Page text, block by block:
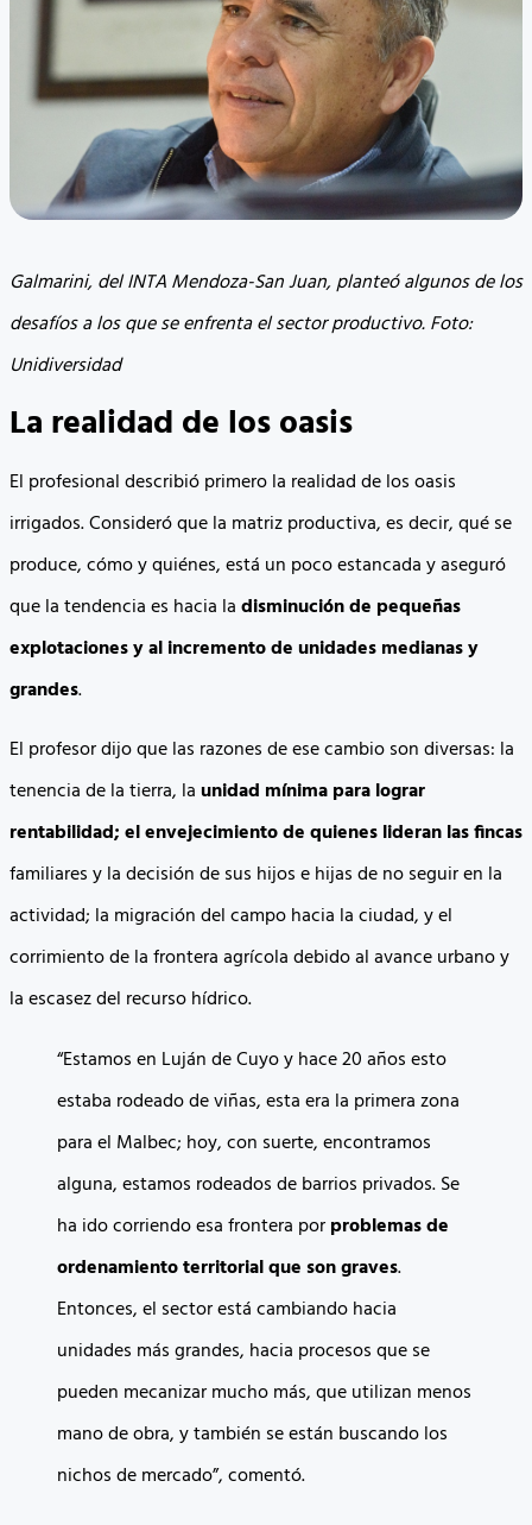
Galmarini, del INTA Mendoza-San Juan, planteó algunos de los
desafíos a los que se enfrenta el sector productivo. Foto:
Unidiversidad
La realidad de los oasis
El profesional describió primero la realidad de los oasis
irrigados. Consideró que la matriz productiva, es decir, qué se
produce, cómo y quiénes, está un poco estancada y aseguró
que la tendencia es hacia ladisminución de pequeñas
explotaciones y al incremento de unidades medianas y
grandes.
El profesor dijo que las razones de ese cambio son diversas: la
tenencia de la tierra, launidad mínima para lograr
rentabilidad; el envejecimiento de quienes lideran las fincas
familiares y la decisión de sus hijos e hijas de no seguir en la
actividad; la migración del campo hacia la ciudad, y el
corrimiento de la frontera agrícola debido al avance urbano y
la escasez del recurso hídrico.
“Estamos en Luján de Cuyo y hace 20 años esto
estaba rodeado de viñas, esta era la primera zona
para el Malbec; hoy, con suerte, encontramos
alguna, estamos rodeados de barrios privados. Se
ha ido corriendo esa frontera porproblemas de
ordenamiento territorial que son graves.
Entonces, el sector está cambiando hacia
unidades más grandes, hacia procesos que se
pueden mecanizar mucho más, que utilizan menos
mano de obra, y también se están buscando los
nichos de mercado”, comentó.